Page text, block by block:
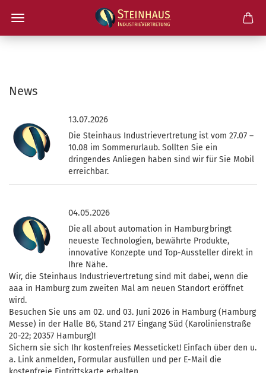
News
13.07.2026
Die Steinhaus Industrievertretung ist vom 27.07 –
10.08 im Sommerurlaub. Sollten Sie ein
dringendes Anliegen haben sind wir für Sie Mobil
erreichbar.
04.05.2026
Die all about automation in Hamburg bringt
neueste Technologien, bewährte Produkte,
innovative Konzepte und Top-Aussteller direkt in
Ihre Nähe.
Wir, die Steinhaus Industrievertretung sind mit dabei, wenn die
aaa in Hamburg zum zweiten Mal am neuen Standort eröffnet
wird.
Besuchen Sie uns am 02. und 03. Juni 2026 in Hamburg (Hamburg
Messe) in der Halle B6, Stand 217 Eingang Süd (Karolinienstraße
20-22; 20357 Hamburg)!
Sichern sie sich Ihr kostenfreies Messeticket! Einfach über den u.
a. Link anmelden, Formular ausfüllen und per E-Mail die